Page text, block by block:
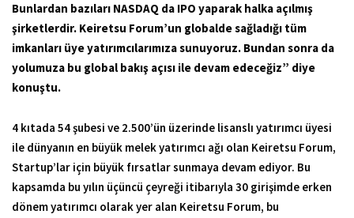
Bunlardan bazıları NASDAQ da IPO yaparak halka açılmış
şirketlerdir. Keiretsu Forum’un globalde sağladığı tüm
imkanları üye yatırımcılarımıza sunuyoruz. Bundan sonra da
yolumuza bu global bakış açısı ile devam edeceğiz” diye
konuştu.
4 kıtada 54 şubesi ve 2.500’ün üzerinde lisanslı yatırımcı üyesi
ile dünyanın en büyük melek yatırımcı ağı olan Keiretsu Forum,
Startup’lar için büyük fırsatlar sunmaya devam ediyor. Bu
kapsamda bu yılın üçüncü çeyreği itibarıyla 30 girişimde erken
dönem yatırımcı olarak yer alan Keiretsu Forum, bu